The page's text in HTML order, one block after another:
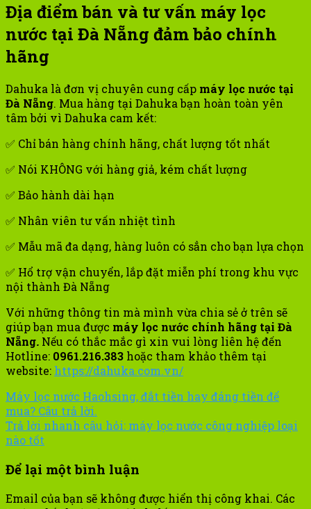
Địa điểm bán và tư vấn máy lọc
nước tại Đà Nẵng đảm bảo chính
hãng
Dahuka là đơn vị chuyên cung cấp máy lọc nước tại
Đà Nẵng. Mua hàng tại Dahuka bạn hoàn toàn yên
tâm bởi vì Dahuka cam kết:
✅ Chỉ bán hàng chính hãng, chất lượng tốt nhất
✅ Nói KHÔNG với hàng giả, kém chất lượng
✅ Bảo hành dài hạn
✅ Nhân viên tư vấn nhiệt tình
✅ Mẫu mã đa dạng, hàng luôn có sẳn cho bạn lựa chọn
✅ Hổ trợ vận chuyển, lắp đặt miễn phí trong khu vực
nội thành Đà Nẵng
Với những thông tin mà mình vừa chia sẻ ở trên sẽ
giúp bạn mua được máy lọc nước chính hãng tại Đà
Nẵng. Nếu có thắc mắc gì xin vui lòng liên hệ đến
Hotline: 0961.216.383 hoặc tham khảo thêm tại
website: https://dahuka.com.vn/
Máy lọc nước Haohsing, đắt tiền hay đáng tiền để
mua? Câu trả lời.
Trả lời nhanh câu hỏi: máy lọc nước công nghiệp loại
nào tốt
Để lại một bình luận
Email của bạn sẽ không được hiển thị công khai. Các